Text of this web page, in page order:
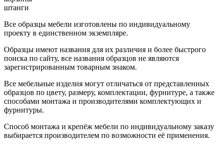
штанги
Все образцы мебели изготовлены по индивидуальному
проекту в единственном экземпляре.
Образцы имеют названия для их различия и более быстрого
поиска по сайту, все названия образцов не являются
зарегистрированным товарным знаком.
Все мебельные изделия могут отличаться от представленных
образцов по цвету, размеру, комплектации, фурнитуре, а также
способами монтажа и производителями комплектующих и
фурнитуры.
Способ монтажа и крепёж мебели по индивидуальному заказу
выбирается производителем по возможности её применения.